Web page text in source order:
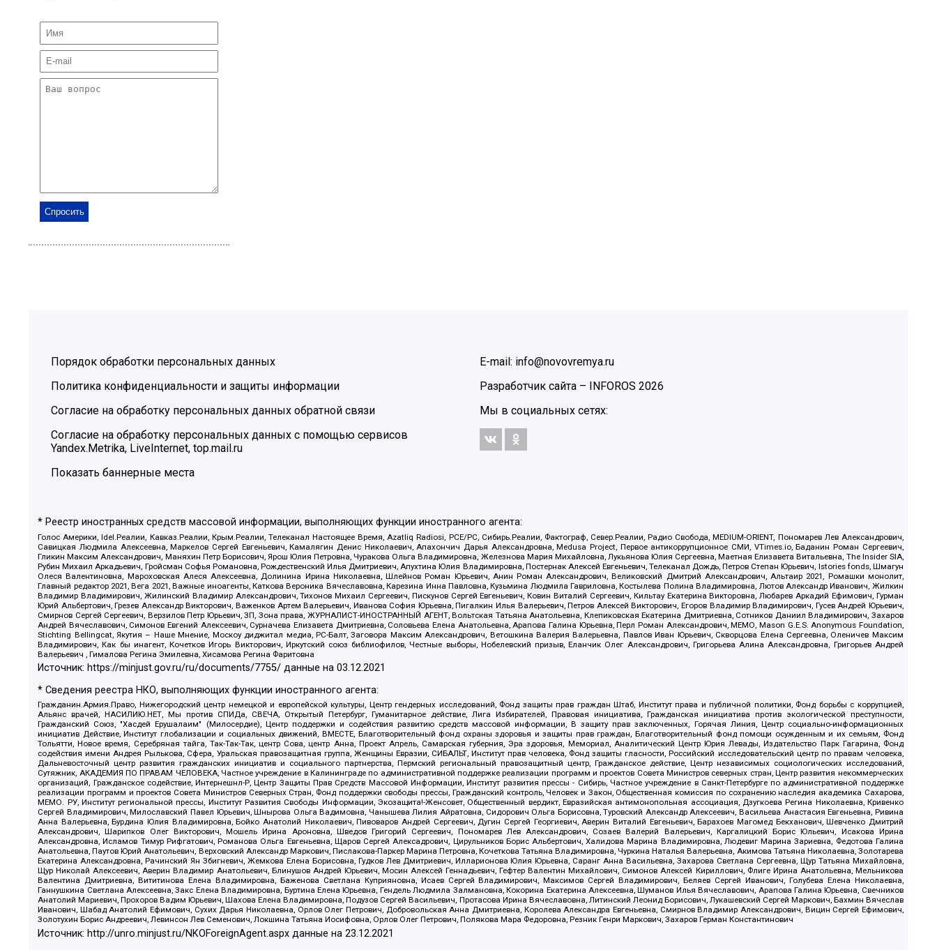
Порядок обработки персональных данных
Политика конфиденциальности и защиты информации
Согласие на обработку персональных данных обратной связи
Согласие на обработку персональных данных с помощью сервисов
Yandex.Metrika, LiveInternet, top.mail.ru
Показать баннерные места
E-mail: info@novovremya.ru
Разработчик сайта – INFOROS 2026
Мы в социальных сетях:
* Реестр иностранных средств массовой информации, выполняющих функции иностранного агента:
Голос Америки, Idel.Реалии, Кавказ.Реалии, Крым.Реалии, Телеканал Настоящее Время, Azatliq Radiosi, PCE/PC, Сибирь.Реалии, Фактограф, Север.Реалии, Радио Свобода, MEDIUM-ORIENT, Пономарев Лев Александрович,
Савицкая Людмила Алексеевна, Маркелов Сергей Евгеньевич, Камалягин Денис Николаевич, Апахончич Дарья Александровна, Medusa Project, Первое антикоррупционное СМИ, VTimes.io, Баданин Роман Сергеевич,
Гликин Максим Александрович, Маняхин Петр Борисович, Ярош Юлия Петровна, Чуракова Ольга Владимировна, Железнова Мария Михайловна, Лукьянова Юлия Сергеевна, Маетная Елизавета Витальевна, The Insider SIA,
Рубин Михаил Аркадьевич, Гройсман Софья Романовна, Рождественский Илья Дмитриевич, Апухтина Юлия Владимировна, Постернак Алексей Евгеньевич, Телеканал Дождь, Петров Степан Юрьевич, Istories fonds, Шмагун
Олеся Валентиновна, Мароховская Алеся Алексеевна, Долинина Ирина Николаевна, Шлейнов Роман Юрьевич, Анин Роман Александрович, Великовский Дмитрий Александрович, Альтаир 2021, Ромашки монолит,
Главный редактор 2021, Вега 2021, Важные иноагенты, Каткова Вероника Вячеславовна, Карезина Инна Павловна, Кузьмина Людмила Гавриловна, Костылева Полина Владимировна, Лютов Александр Иванович, Жилкин
Владимир Владимирович, Жилинский Владимир Александрович, Тихонов Михаил Сергеевич, Пискунов Сергей Евгеньевич, Ковин Виталий Сергеевич, Кильтау Екатерина Викторовна, Любарев Аркадий Ефимович, Гурман
Юрий Альбертович, Грезев Александр Викторович, Важенков Артем Валерьевич, Иванова София Юрьевна, Пигалкин Илья Валерьевич, Петров Алексей Викторович, Егоров Владимир Владимирович, Гусев Андрей Юрьевич,
Смирнов Сергей Сергеевич, Верзилов Петр Юрьевич, ЗП, Зона права, ЖУРНАЛИСТ-ИНОСТРАННЫЙ АГЕНТ, Вольтская Татьяна Анатольевна, Клепиковская Екатерина Дмитриевна, Сотников Даниил Владимирович, Захаров
Андрей Вячеславович, Симонов Евгений Алексеевич, Сурначева Елизавета Дмитриевна, Соловьева Елена Анатольевна, Арапова Галина Юрьевна, Перл Роман Александрович, МЕМО, Mason G.E.S. Anonymous Foundation,
Stichting Bellingcat, Якутия – Наше Мнение, Москоу диджитал медиа, РС-Балт, Заговора Максим Александрович, Ветошкина Валерия Валерьевна, Павлов Иван Юрьевич, Скворцова Елена Сергеевна, Оленичев Максим
Владимирович, Как бы инагент, Кочетков Игорь Викторович, Иркутский союз библиофилов, Честные выборы, Нобелевский призыв, Еланчик Олег Александрович, Григорьева Алина Александровна, Григорьев Андрей
Валерьевич , Гималова Регина Эмилевна, Хисамова Регина Фаритовна
Источник: https://minjust.gov.ru/ru/documents/7755/ данные на03.12.2021
* Сведения реестра НКО, выполняющих функции иностранного агента:
Гражданин.Армия.Право, Нижегородский центр немецкой и европейской культуры, Центр гендерных исследований, Фонд защиты прав граждан Штаб, Институт права и публичной политики, Фонд борьбы с коррупцией,
Альянс врачей, НАСИЛИЮ.НЕТ, Мы против СПИДа, СВЕЧА, Открытый Петербург, Гуманитарное действие, Лига Избирателей, Правовая инициатива, Гражданская инициатива против экологической преступности,
Гражданский Союз, "Хасдей Ерушалаим" (Милосердие), Центр поддержки и содействия развитию средств массовой информации, В защиту прав заключенных, Горячая Линия, Центр социально-информационных
инициатив Действие, Институт глобализации и социальных движений, ВМЕСТЕ, Благотворительный фонд охраны здоровья и защиты прав граждан, Благотворительный фонд помощи осужденным и их семьям, Фонд
Тольятти, Новое время, Серебряная тайга, Так-Так-Так, центр Сова, центр Анна, Проект Апрель, Самарская губерния, Эра здоровья, Мемориал, Аналитический Центр Юрия Левады, Издательство Парк Гагарина, Фонд
содействия имени Андрея Рылькова, Сфера, Уральская правозащитная группа, Женщины Евразии, СИБАЛЬТ, Институт прав человека, Фонд защиты гласности, Российский исследовательский центр по правам человека,
Дальневосточный центр развития гражданских инициатив и социального партнерства, Пермский региональный правозащитный центр, Гражданское действие, Центр независимых социологических исследований,
Сутяжник, АКАДЕМИЯ ПО ПРАВАМ ЧЕЛОВЕКА, Частное учреждение в Калининграде по административной поддержке реализации программ и проектов Совета Министров северных стран, Центр развития некоммерческих
организаций, Гражданское содействие, Интернешнл-Р, Центр Защиты Прав Средств Массовой Информации, Институт развития прессы - Сибирь, Частное учреждение в Санкт-Петербурге по административной поддержке
реализации программ и проектов Совета Министров Северных Стран, Фонд поддержки свободы прессы, Гражданский контроль, Человек и Закон, Общественная комиссия по сохранению наследия академика Сахарова,
МЕМО. РУ, Институт региональной прессы, Институт Развития Свободы Информации, Экозащита!-Женсовет, Общественный вердикт, Евразийская антимонопольная ассоциация, Дзугкоева Регина Николаевна, Кривенко
Сергей Владимирович, Милославский Павел Юрьевич, Шнырова Ольга Вадимовна, Чанышева Лилия Айратовна, Сидорович Ольга Борисовна, Туровский Александр Алексеевич, Васильева Анастасия Евгеньевна, Ривина
Анна Валерьевна, Бурдина Юлия Владимировна, Бойко Анатолий Николаевич, Пивоваров Андрей Сергеевич, Дугин Сергей Георгиевич, Аверин Виталий Евгеньевич, Барахоев Магомед Бекханович, Шевченко Дмитрий
Александрович, Шарипков Олег Викторович, Мошель Ирина Ароновна, Шведов Григорий Сергеевич, Пономарев Лев Александрович, Созаев Валерий Валерьевич, Каргалицкий Борис Юльевич, Исакова Ирина
Александровна, Исламов Тимур Рифгатович, Романова Ольга Евгеньевна, Щаров Сергей Алексадрович, Цирульников Борис Альбертович, Халидова Марина Владимировна, Людевиг Марина Зариевна, Федотова Галина
Анатольевна, Паутов Юрий Анатольевич, Верховский Александр Маркович, Пислакова-Паркер Марина Петровна, Кочеткова Татьяна Владимировна, Чуркина Наталья Валерьевна, Акимова Татьяна Николаевна, Золотарева
Екатерина Александровна, Рачинский Ян Збигневич, Жемкова Елена Борисовна, Гудков Лев Дмитриевич, Илларионова Юлия Юрьевна, Саранг Анна Васильевна, Захарова Светлана Сергеевна, Щур Татьяна Михайловна,
Щур Николай Алексеевич, Аверин Владимир Анатольевич, Блинушов Андрей Юрьевич, Мосин Алексей Геннадьевич, Гефтер Валентин Михайлович, Симонов Алексей Кириллович, Флиге Ирина Анатольевна, Мельникова
Валентина Дмитриевна, Вититинова Елена Владимировна, Баженова Светлана Куприяновна, Исаев Сергей Владимирович, Максимов Сергей Владимирович, Беляев Сергей Иванович, Голубева Елена Николаевна,
Ганнушкина Светлана Алексеевна, Закс Елена Владимировна, Буртина Елена Юрьевна, Гендель Людмила Залмановна, Кокорина Екатерина Алексеевна, Шуманов Илья Вячеславович, Арапова Галина Юрьевна, Свечников
Анатолий Мариевич, Прохоров Вадим Юрьевич, Шахова Елена Владимировна, Подузов Сергей Васильевич, Протасова Ирина Вячеславовна, Литинский Леонид Борисович, Лукашевский Сергей Маркович, Бахмин Вячеслав
Иванович, Шабад Анатолий Ефимович, Сухих Дарья Николаевна, Орлов Олег Петрович, Добровольская Анна Дмитриевна, Королева Александра Евгеньевна, Смирнов Владимир Александрович, Вицин Сергей Ефимович,
Золотухин Борис Андреевич, Левинсон Лев Семенович, Локшина Татьяна Иосифовна, Орлов Олег Петрович, Полякова Мара Федоровна, Резник Генри Маркович, Захаров Герман Константинович
Источник: http://unro.minjust.ru/NKOForeignAgent.aspx данные на23.12.2021